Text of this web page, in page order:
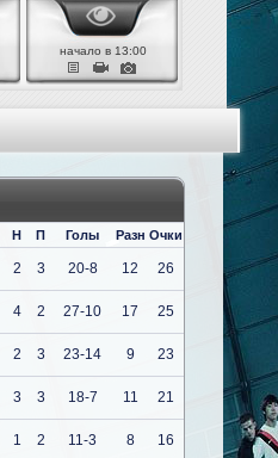
начало в 13:00
Н П Голы Разн Очки
2 3 20-8 12 26
4 2 27-10 17 25
2 3 23-14 9 23
3 3 18-7 11 21
1 2 11-3 8 16